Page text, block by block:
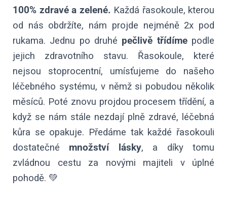
100% zdravé a zelené. Každá řasokoule, kterou
od nás obdržíte, nám projde nejméně 2x pod
rukama. Jednu po druhé pečlivě třídímepodle
jejich zdravotního stavu. Řasokoule, které
nejsou stoprocentní, umísťujeme do našeho
léčebného systému, v němž si pobudou několik
měsíců. Poté znovu projdou procesem třídění, a
když se nám stále nezdají plně zdravé, léčebná
kůra se opakuje. Předáme tak každé řasokouli
dostatečné množství lásky, a díky tomu
zvládnou cestu za novými majiteli v úplné
pohodě. 💚